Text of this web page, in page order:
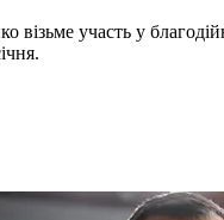
візьме участь у